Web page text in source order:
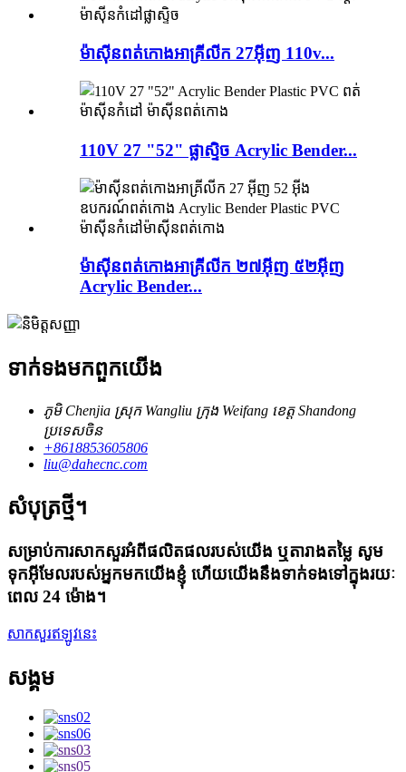
ម៉ាស៊ីនពត់កោងអាគ្រីលីក 27អ៊ីញ 110v...
110V 27 "52" ផ្លាស្ទិច Acrylic Bender...
ម៉ាស៊ីនពត់កោងអាគ្រីលីក ២៧អ៊ីញ ៥២អ៊ីញ
Acrylic Bender...
ទាក់ទង​មក​ពួក​យើង
ភូមិ Chenjia ស្រុក Wangliu ក្រុង Weifang ខេត្ត Shandong
ប្រទេសចិន
+8618853605806
liu@dahecnc.com
សំបុត្រថ្មី។
សម្រាប់ការសាកសួរអំពីផលិតផលរបស់យើង ឬតារាងតម្លៃ សូម
ទុកអ៊ីមែលរបស់អ្នកមកយើងខ្ញុំ ហើយយើងនឹងទាក់ទងទៅក្នុងរយៈ
ពេល 24 ម៉ោង។
សាកសួរឥឡូវនេះ
សង្គម